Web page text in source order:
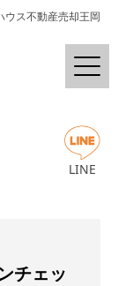
ウス不動産売却王岡
LINE
チェッ